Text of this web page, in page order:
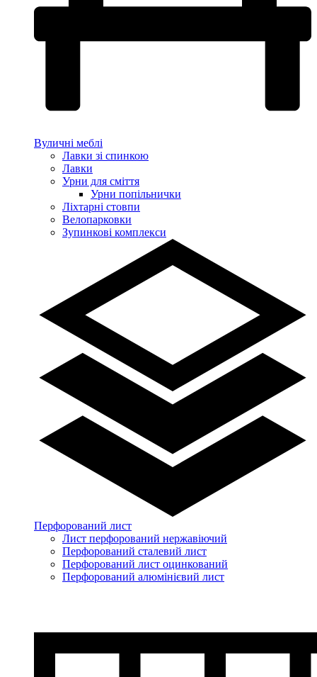
Вуличні меблі
Лавки зі спинкою
Лавки
Урни для сміття
Урни попільнички
Ліхтарні стовпи
Велопарковки
Зупинкові комплекси
Перфорований лист
Лист перфорований нержавіючий
Перфорований сталевий лист
Перфорований лист оцинкований
Перфорований алюмінієвий лист